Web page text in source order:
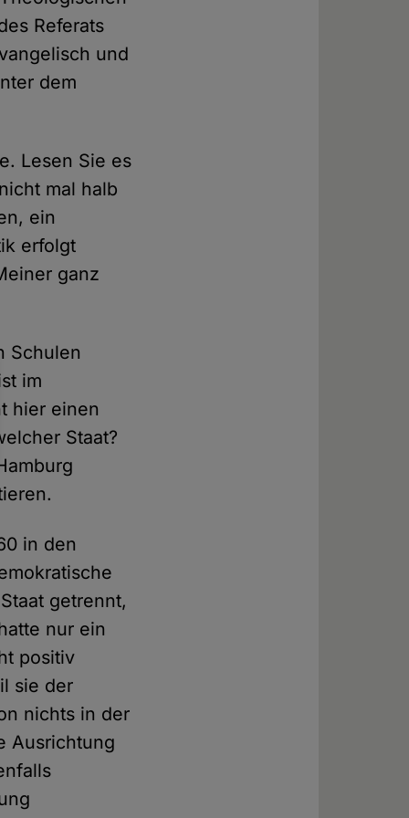
Referats
und
dem
Lesen Sie es
mal halb
ein
erfolgt
ganz
Schulen
im
hier einen
Staat?
in den
getrennt,
nur ein
positiv
sie der
nichts in der
Ausrichtung